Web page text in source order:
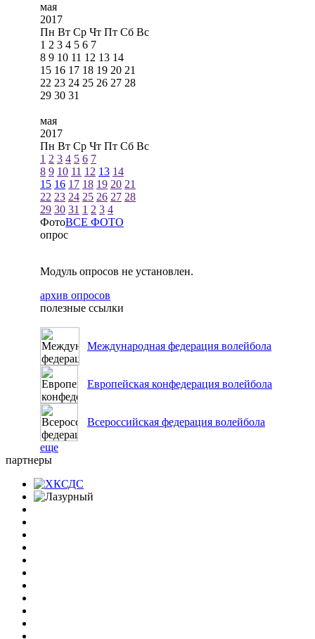
мая
2017
Пн Вт Ср Чт Пт Сб Вс
1 2 3 4 5 6 7
8 9 10 11 12 13 14
15 16 17 18 19 20 21
22 23 24 25 26 27 28
29 30 31
мая
2017
Пн Вт Ср Чт Пт Сб Вс
1 2 3 4 5 6 7
8 9 10 11 12 13 14
15 16 17 18 19 20 21
22 23 24 25 26 27 28
29 30 31 1 2 3 4
ФотоВСЕ ФОТО
опрос
Модуль опросов не установлен.
архив опросов
полезные ссылки
Международная федерация волейбола
Европейская конфедерация волейбола
Всероссийская федерация волейбола
еще
партнеры